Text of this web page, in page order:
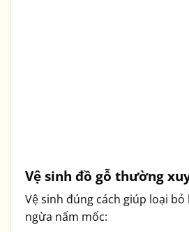
Vệ sinh đồ gỗ thường
Vệ sinh đúng cách giúp loại bỏ
ngừa nấm mốc: